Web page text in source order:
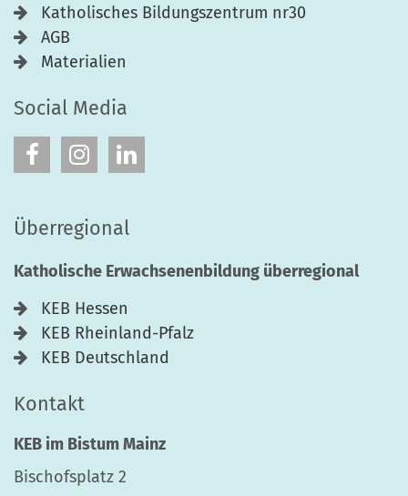
Katholisches Bildungszentrum nr30
AGB
Materialien
Social Media
Überregional
Katholische Erwachsenenbildung überregional
KEB Hessen
KEB Rheinland-Pfalz
KEB Deutschland
Kontakt
KEB im Bistum Mainz
Bischofsplatz 2